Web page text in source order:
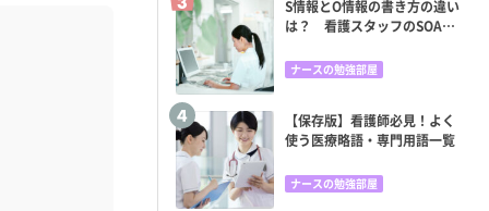
S情報とO情報の書き方の違い
は？ 看護スタッフのSOAP
ナースの勉強部屋
【保存版】看護師必見！よく
使う医療略語・専門用語一覧
ナースの勉強部屋